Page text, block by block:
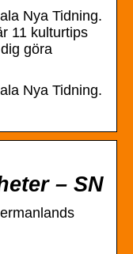
Nya Tidning.
11 kulturtips
göra
Nya Tidning.
– SN